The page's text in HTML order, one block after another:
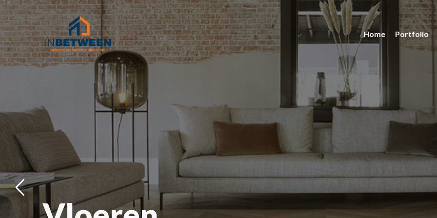
Home Portfolio
Raamdecoraties